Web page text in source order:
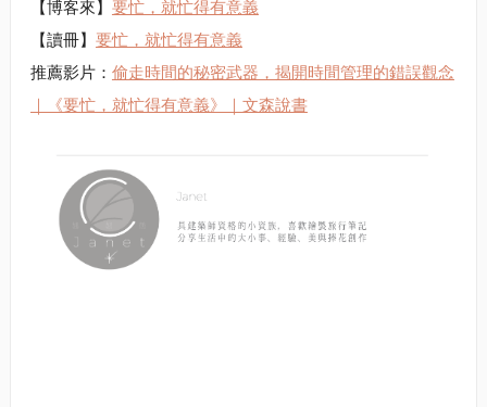
【博客來】 要忙，就忙得有意義
【讀冊】 要忙，就忙得有意義
推薦影片： 偷走時間的秘密武器，揭開時間管理的錯誤觀念
｜《要忙，就忙得有意義》｜文森說書